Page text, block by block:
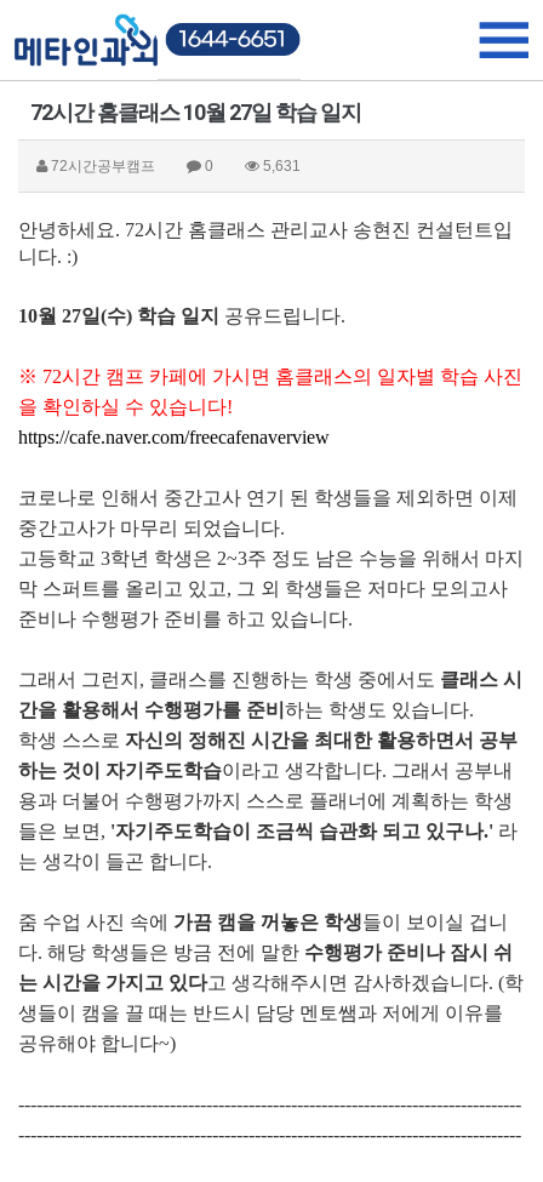
72시간 홈클래스 10월 27일 학습 일지
72시간공부캠프 0 5,631
안녕하세요. 72시간 홈클래스 관리교사 송현진 컨설턴트입
니다. :)
10월 27일(수) 학습 일지 공유드립니다.
※ 72시간 캠프 카페에 가시면 홈클래스의 일자별 학습 사진
을 확인하실 수 있습니다!
https://cafe.naver.com/freecafenaverview
코로나로 인해서 중간고사 연기 된 학생들을 제외하면 이제
중간고사가 마무리 되었습니다.
고등학교 3학년 학생은 2~3주 정도 남은 수능을 위해서 마지
막 스퍼트를 올리고 있고, 그 외 학생들은 저마다 모의고사
준비나 수행평가 준비를 하고 있습니다.
그래서 그런지, 클래스를 진행하는 학생 중에서도 클래스 시
간을 활용해서 수행평가를 준비 하는 학생도 있습니다.
학생 스스로 자신의 정해진 시간을 최대한 활용하면서 공부
하는 것이 자기주도학습이라고 생각합니다. 그래서 공부내
용과 더불어 수행평가까지 스스로 플래너에 계획하는 학생
들은 보면, '자기주도학습이 조금씩 습관화 되고 있구나.' 라
는 생각이 들곤 합니다.
줌 수업 사진 속에 가끔 캠을 꺼놓은 학생들이 보이실 겁니
다. 해당 학생들은 방금 전에 말한 수행평가 준비나 잠시 쉬
는 시간을 가지고 있다고 생각해주시면 감사하겠습니다. (학
생들이 캠을 끌 때는 반드시 담당 멘토쌤과 저에게 이유를
공유해야 합니다~)
-----------------------------------------------------------------------------------
-----------------------------------------------------------------------------------